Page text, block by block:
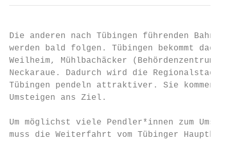
Die anderen nach Tübingen führenden
werden bald folgen. Tübingen bekommt
Weilheim, Mühlbachäcker
Neckaraue. Dadurch wird die
Tübingen pendeln attraktiver. Sie kommen
Umsteigen ans Ziel.
Um möglichst viele Pendler*innen zum
muss die Weiterfahrt vom Tübinger